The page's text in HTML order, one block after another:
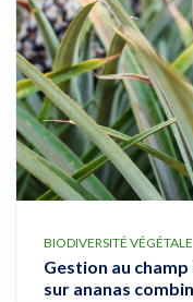
BIODIVERSITÉ VÉGÉTALE
Gestion au
sur ananas